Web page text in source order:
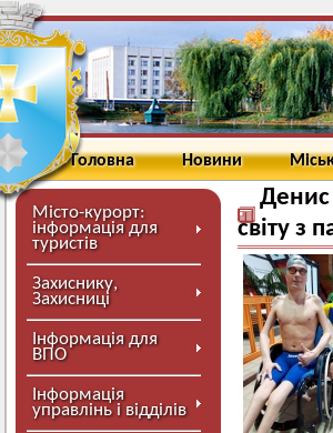
Головна Новини
Місто-курорт:
інформація для
туристів
Захиснику,
Захисниці
Інформація для
ВПО
Інформація
управлінь і відділів
Денис
світу з